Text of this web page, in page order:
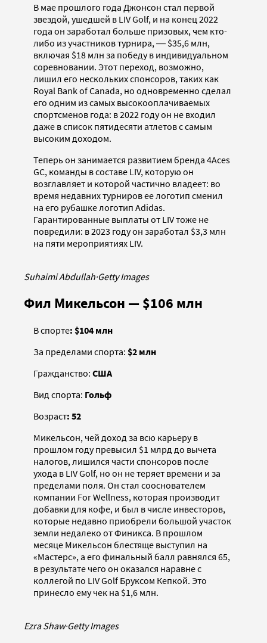
В мае прошлого года Джонсон стал первой
звездой, ушедшей в LIV Golf, и на конец 2022
года он заработал больше призовых, чем кто-
либо из участников турнира, ― $35,6 млн,
включая $18 млн за победу в индивидуальном
соревновании. Этот переход, возможно,
лишил его нескольких спонсоров, таких как
Royal Bank of Canada, но одновременно сделал
его одним из самых высокооплачиваемых
спортсменов года: в 2022 году он не входил
даже в список пятидесяти атлетов с самым
высоким доходом.
Теперь он занимается развитием бренда 4Aces
GC, команды в составе LIV, которую он
возглавляет и которой частично владеет: во
время недавних турниров ее логотип сменил
на его рубашке логотип Adidas.
Гарантированные выплаты от LIV тоже не
повредили: в 2023 году он заработал $3,3 млн
на пяти мероприятиях LIV.
Suhaimi Abdullah·Getty Images
Фил Микельсон — $106 млн
В спорте: $104 млн
За пределами спорта: $2 млн
Гражданство: США
Вид спорта: Гольф
Возраст: 52
Микельсон, чей доход за всю карьеру в
прошлом году превысил $1 млрд до вычета
налогов, лишился части спонсоров после
ухода в LIV Golf, но он не теряет времени и за
пределами поля. Он стал сооснователем
компании For Wellness, которая производит
добавки для кофе, и был в числе инвесторов,
которые недавно приобрели большой участок
земли недалеко от Финикса. В прошлом
месяце Микельсон блестяще выступил на
«Мастерс», а его финальный балл равнялся 65,
в результате чего он оказался наравне с
коллегой по LIV Golf Бруксом Кепкой. Это
принесло ему чек на $1,6 млн.
Ezra Shaw·Getty Images